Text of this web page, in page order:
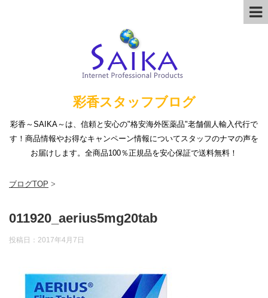
彩香スタッフブログ
彩香～SAIKA～は、信頼と安心の"格安海外医薬品"老舗個人輸入代行で
す！商品情報やお得なキャンペーン情報についてスタッフのナマの声を
お届けします。全商品100％正規品を安心保証で送料無料！
ブログTOP >
011920_aerius5mg20tab
投稿日： 2017年4月7日